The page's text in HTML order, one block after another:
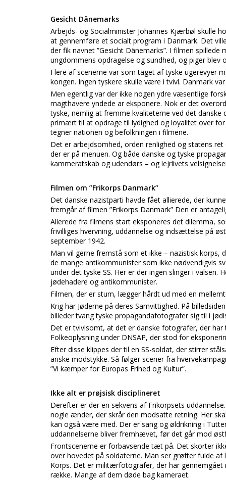
Gesicht Dänemarks
Arbejds- og Socialminister Johannes Kjærbøl skulle
at gennemføre et socialt program i Danmark. Det
der fik navnet ”Gesicht Dänemarks”. I filmen
ungdommens opdragelse og sundhed, og piger
Flere af scenerne var som taget af tyske ugerevyer
kongen. Ingen tyskere skulle være i tvivl. Danmark
Men egentlig var der ikke nogen ydre væsentlige
magthavere yndede ar eksponere. Nok er det
tyske, nemlig at fremme kvaliteterne ved det
primært til at opdrage til lydighed og loyalitet over
tegner nationen og befolkningen i filmene.
Det er arbejdsomhed, orden renlighed og statens
der er på menuen. Og både danske og tyske
kammeratskab og udendørs – og lejrlivets
Filmen om ”Frikorps Danmark”
Det danske nazistparti havde fået allierede, der
fremgår af filmen ”Frikorps Danmark” Den er
Allerede fra filmens start eksponeres det dilemma,
frivilliges hvervning, uddannelse og indsættelse på
september 1942.
Man vil gerne fremstå som et ikke – nazistisk
de mange antikommunister som ikke nødvendigvis
under det tyske SS. Her er der ingen slinger i
jødehadere og antikommunister.
Filmen, der er stum, lægger hårdt ud med en
Krig har Jøderne på deres Samvittighed. På
billeder tvang tyske propagandafotografer sig til i
Det er tvivlsomt, at det er danske fotografer, der
Folkeoplysning under DNSAP, der stod for
Efter disse klippes der til en SS-soldat, der stirrer
ariske modstykke. Så følger scener fra
”Vi kæmper for Europas Frihed og Kultur”.
Ikke alt er prøjsisk disciplineret
Derefter er der en sekvens af Frikorpsets
nogle ænder, der skrår den modsatte retning. Her
kan også være med. Der er sang og øldrikning i
uddannelserne bliver fremhævet, før det går mod
Frontscenerne er forbavsende tæt på. Det skorter
over hovedet på soldaterne. Man ser grøfter fulde
Korps. Det er militærfotografer, der har
række. Mange af dem døde bag kameraet.